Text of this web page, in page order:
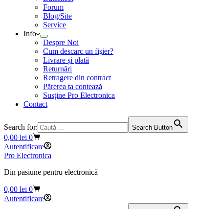
Forum
Blog/Site
Service
Info
Despre Noi
Cum descarc un fişier?
Livrare și plată
Returnări
Retragere din contract
Părerea ta contează
Susține Pro Electronica
Contact
Search for: Search Button
Coș
de
cumpărături
0,00 lei 0
Autentificare
Pro Electronica
Din pasiune pentru electronică
Coș
de
0,00 lei 0
Autentificare